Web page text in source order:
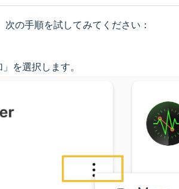
の手順を試してみてください：
を選択します。